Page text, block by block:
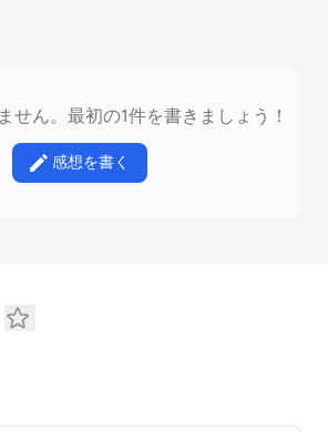
せん。最初の1件を書きましょう！
感想を書く